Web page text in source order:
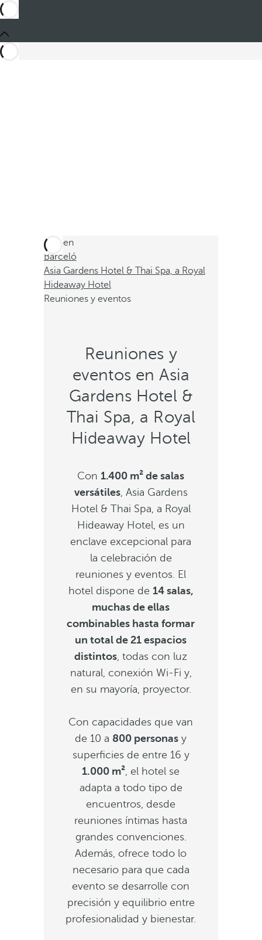
Está en
Barceló
Asia Gardens Hotel & Thai Spa, a Royal
Hideaway Hotel
Reuniones y eventos
Reuniones y
eventos en Asia
Gardens Hotel &
Thai Spa, a Royal
Hideaway Hotel
Con 1.400 m² de salas
versátiles, Asia Gardens
Hotel & Thai Spa, a Royal
Hideaway Hotel, es un
enclave excepcional para
la celebración de
reuniones y eventos. El
hotel dispone de 14 salas,
muchas de ellas
combinables hasta formar
un total de 21 espacios
distintos, todas con luz
natural, conexión Wi-Fi y,
en su mayoría, proyector.
Con capacidades que van
de 10 a 800 personas y
superficies de entre 16 y
1.000 m², el hotel se
adapta a todo tipo de
encuentros, desde
reuniones íntimas hasta
grandes convenciones.
Además, ofrece todo lo
necesario para que cada
evento se desarrolle con
precisión y equilibrio entre
profesionalidad y bienestar.